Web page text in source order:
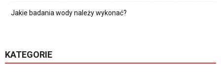
Jakie badania wody należy wykonać?
KATEGORIE